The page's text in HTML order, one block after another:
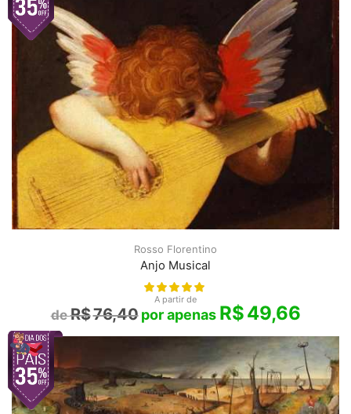
Rosso Florentino
Anjo Musical
A partir de
R$76,40 R$49,66